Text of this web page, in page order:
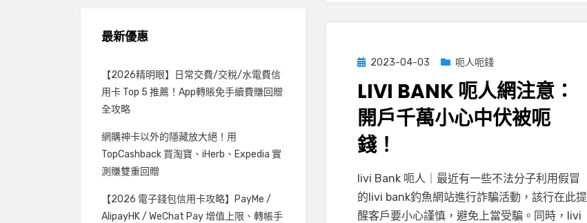
被
呃
中
Posted
2023-04-03 呃人呃錢
LIVI BANK 呃人網注意：
開戶千萬小心中伏被呃
錢！
by小編
在
〈livi
Bank
有 4 則留言
livi Bank 呃人｜最近有一些不法分子利用假冒
的livi bank釣魚網站進行詐騙活動，該行在此提
醒客戶要小心謹慎，避免上當受騙。同時，livi
最新優惠
【2026精明眼】日常交費/交稅/水電費信
用卡 Top 5 推薦！App轉賬免手續費賺回贈
全攻略
網購神卡以外的隱藏放大絕！用
TopCashback 買淘寶、iHerb、Expedia 實
測賺雙重回贈
【2026 電子錢包信用卡攻略】PayMe /
AlipayHK / WeChat Pay 增值上限、轉帳手